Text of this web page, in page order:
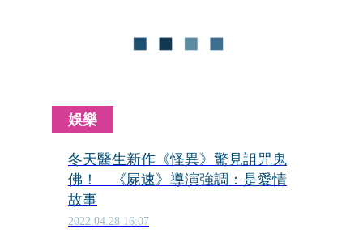
妄現象，李星民展現精湛演技好評破
表。宋仲基日前至新加坡宣傳本劇時就
劇情發展。
娛樂
冬天醫生新作《怪異》驚見詛咒鬼
佛！ 《屍速》導演強調：是愛情
故事
2022.04.28 16:07